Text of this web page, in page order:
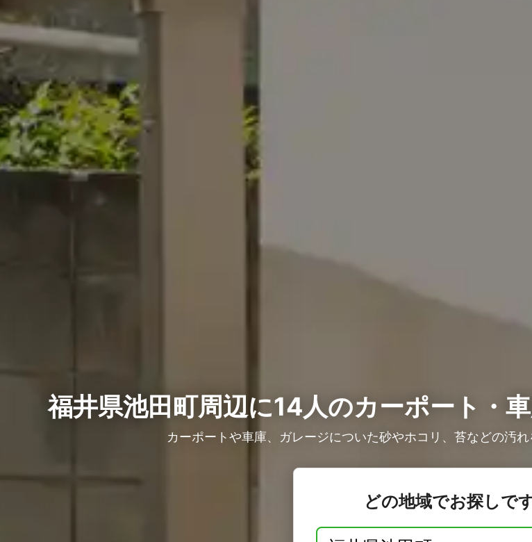
福井県池田町周辺に14人のカーポート・
カーポートや車庫、ガレージについた砂やホコリ、苔などの汚
どの地域でお探しで